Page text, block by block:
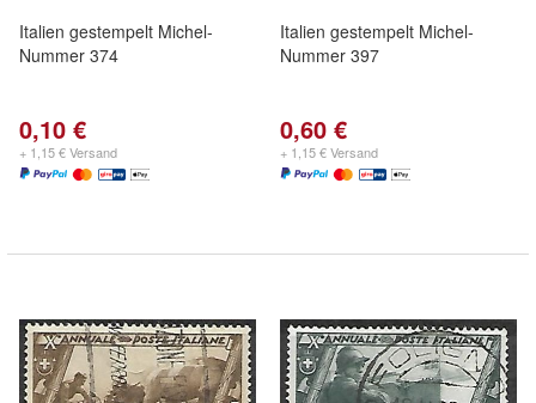
Italien gestempelt Michel-
Nummer 374
0,10 €
+ 1,15 € Versand
Italien gestempelt Michel-
Nummer 397
0,60 €
+ 1,15 € Versand